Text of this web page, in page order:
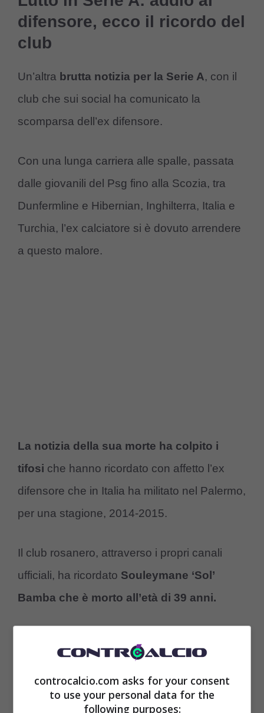
difensore, ecco il ricordo del
club
Un’altra brutta notizia per la Serie A, con il
club che sui social ha comunicato la
scomparsa dell’ex difensore.
Con una lunga carriera alle spalle, passata
dalle giovanili del Psg fino alla Scozia, tra
Dunfermline e Hibernian, Inghilterra, Italia e
Turchia, l’ex calciatore si è dovuto arrendere
a questo malore.
La notizia della sua morte ha colpito i
tifosi che hanno ricordato con affetto l’ex
difensore che in Italia ha militato nel Palermo,
per una stagione, 2014-2015.
Il club rosanero, attraverso i propri canali
ufficiali, ha ricordato Souleymane ‘Sol’
Bamba che è morto all’età di 39 anni.
presidente Dario Mirri e tutto il Palermo
esprimono le proprie condoglianze alla
famiglia per la prematura scomparsa del
controcalcio.com asks for your consent
to use your personal data for the
following purposes: